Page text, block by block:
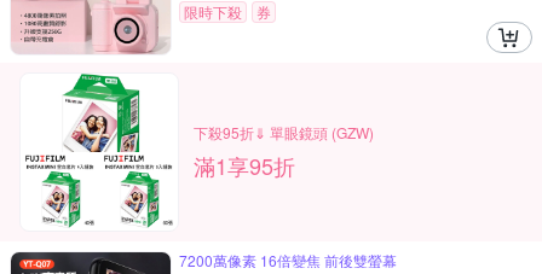
限時下殺
券
下殺95折⇓ 單眼鏡頭 (GZW)
滿1享95折
7200萬像素 16倍變焦 前後雙螢幕